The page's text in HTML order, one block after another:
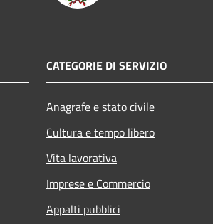
CATEGORIE DI SERVIZIO
Anagrafe e stato civile
Cultura e tempo libero
Vita lavorativa
Imprese e Commercio
Appalti pubblici